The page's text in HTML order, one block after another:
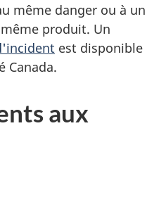
même danger ou à un
produit. Un
est disponible
Canada.
aux